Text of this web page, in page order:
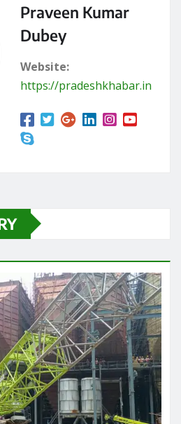
राज्य
निजी थर्मल पावर प्लांट में
Aug 6, 2026